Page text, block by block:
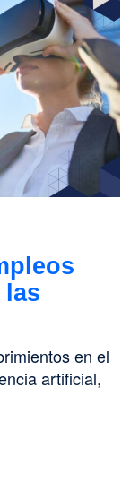
las
en el
artificial,